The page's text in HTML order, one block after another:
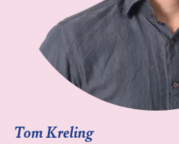
Tom Kreling